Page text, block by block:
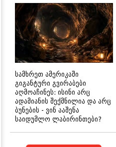
სამხრეთ ამერიკაში
გიგანტური გვირაბები
აღმოაჩინეს: ისინი არც
ადამიანის შექმნილია და არც
ბუნების - ვინ ააშენა
საიდუმლო ლაბირინთები?